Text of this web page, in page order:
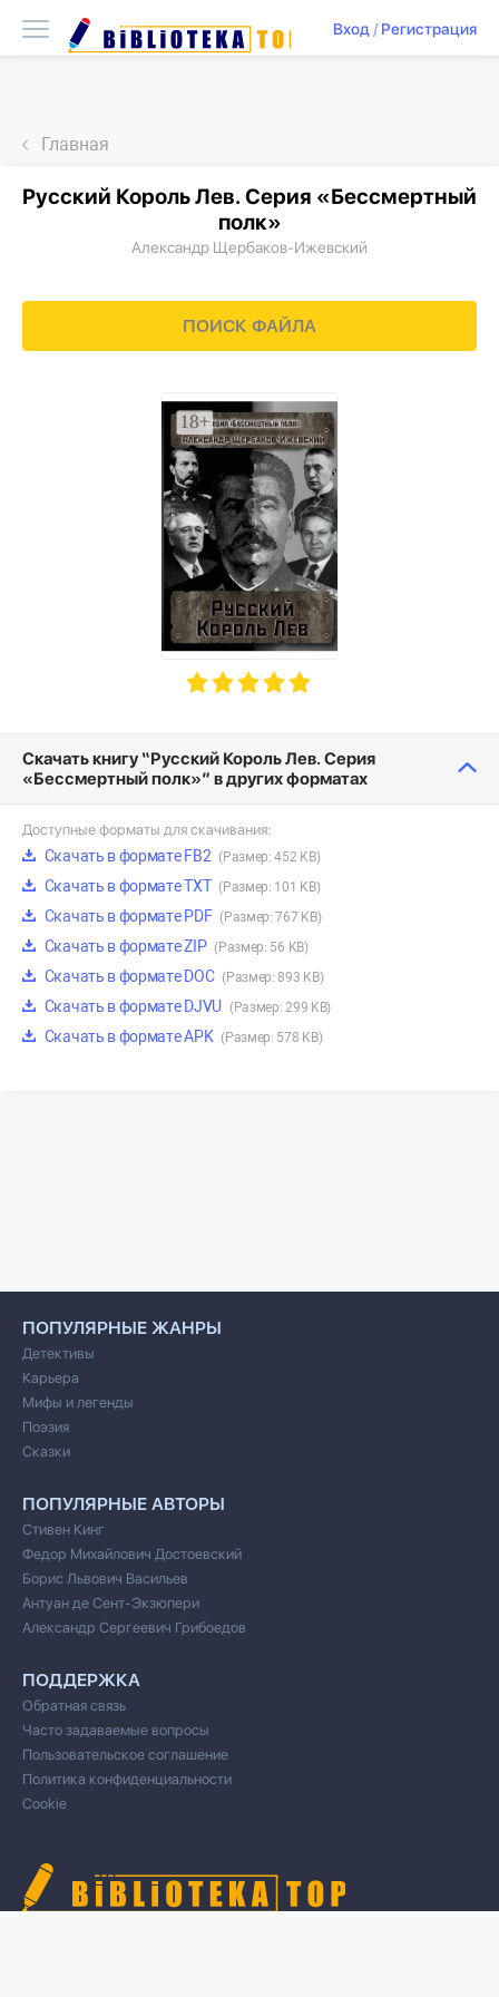
Вход/ Регистрация
Главная
Русский Король Лев. Серия «Бессмертный
полк»
Александр Щербаков-Ижевский
ПОИСК ФАЙЛА
Скачать книгу “Русский Король Лев. Серия
«Бессмертный полк»” в других форматах
Доступные форматы для скачивания:
Скачать в формате FB2 (Размер: 452 KB)
Скачать в формате TXT (Размер: 101 KB)
Скачать в формате PDF (Размер: 767 KB)
Скачать в формате ZIP (Размер: 56 KB)
Скачать в формате DOC (Размер: 893 KB)
Скачать в формате DJVU (Размер: 299 KB)
Скачать в формате APK (Размер: 578 KB)
ПОПУЛЯРНЫЕ ЖАНРЫ
Детективы
Карьера
Мифы и легенды
Поэзия
Сказки
ПОПУЛЯРНЫЕ АВТОРЫ
Стивен Кинг
Федор Михайлович Достоевский
Борис Львович Васильев
Антуан де Сент-Экзюпери
Александр Сергеевич Грибоедов
ПОДДЕРЖКА
Обратная связь
Часто задаваемые вопросы
Пользовательское соглашение
Политика конфиденциальности
Cookie